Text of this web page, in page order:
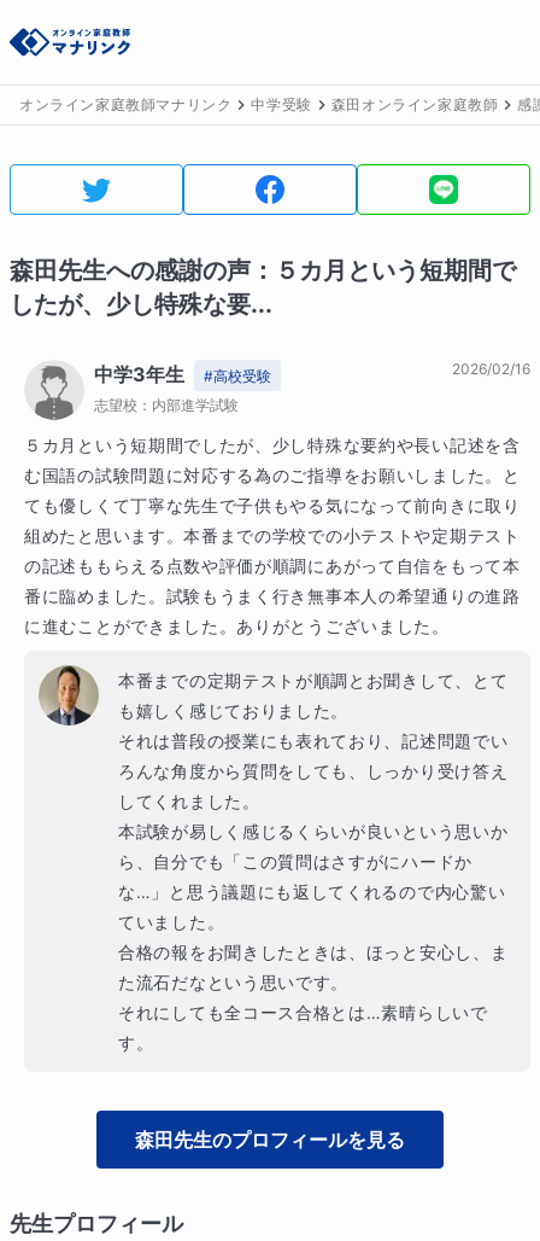
オンライン家庭教師マナリンク 中学受験 森田オンライン家庭教師 感
森田 先生への感謝の声： ５カ月という短期間で
したが、少し特殊な要...
中学3年生 #高校受験
志望校： 内部進学試験
2026/02/16
５カ月という短期間でしたが、少し特殊な要約や長い記述を含
む国語の試験問題に対応する為のご指導をお願いしました。と
ても優しくて丁寧な先生で子供もやる気になって前向きに取り
組めたと思います。本番までの学校での小テストや定期テスト
の記述ももらえる点数や評価が順調にあがって自信をもって本
番に臨めました。試験もうまく行き無事本人の希望通りの進路
に進むことができました。ありがとうございました。
本番までの定期テストが順調とお聞きして、とて
も嬉しく感じておりました。
それは普段の授業にも表れており、記述問題でい
ろんな角度から質問をしても、しっかり受け答え
してくれました。
本試験が易しく感じるくらいが良いという思いか
ら、自分でも「この質問はさすがにハードか
な…」と思う議題にも返してくれるので内心驚い
ていました。
合格の報をお聞きしたときは、ほっと安心し、ま
た流石だなという思いです。
それにしても全コース合格とは…素晴らしいで
す。
森田 先生のプロフィールを見る
先生プロフィール